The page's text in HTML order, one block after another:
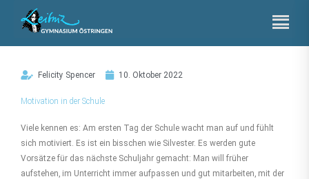
Felicity Spencer 10. Oktober 2022
Motivation in der Schule
Viele kennen es: Am ersten Tag der Schule wacht man auf und fühlt
sich motiviert. Es ist ein bisschen wie Silvester. Es werden gute
Vorsätze für das nächste Schuljahr gemacht: Man will früher
aufstehen, im Unterricht immer aufpassen und gut mitarbeiten, mit der